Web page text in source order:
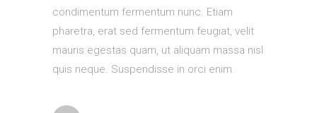
condimentum fermentum nunc. Etiam
pharetra, erat sed fermentum feugiat, velit
mauris egestas quam, ut aliquam massa nisl
quis neque. Suspendisse in orci enim.